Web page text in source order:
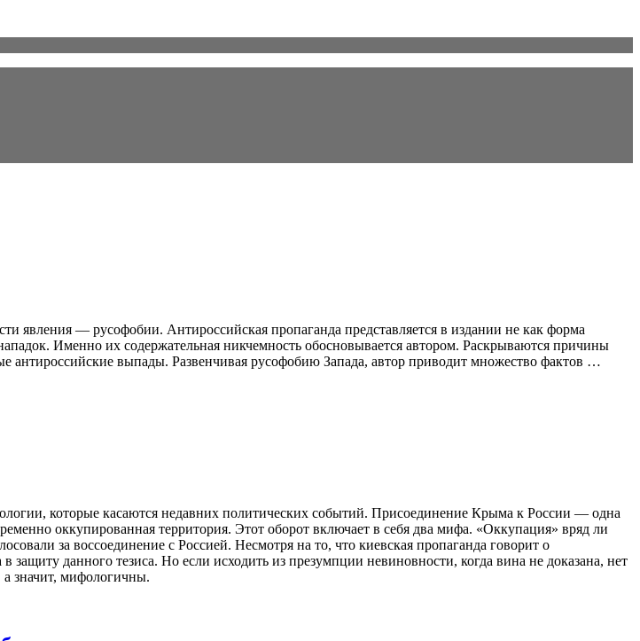
явления — русофобии. Антироссийская пропаганда представляется в издании не как форма
Именно их содержательная никчемность обосновывается автором. Раскрываются причины
выпады. Развенчивая русофобию Запада, автор приводит множество фактов …
которые касаются недавних политических событий. Присоединение Крыма к России — одна
оккупированная территория. Этот оборот включает в себя два мифа. «Оккупация» вряд ли
за воссоединение с Россией. Несмотря на то, что киевская пропаганда говорит о
данного тезиса. Но если исходить из презумпции невиновности, когда вина не доказана, нет
значит, мифологичны.